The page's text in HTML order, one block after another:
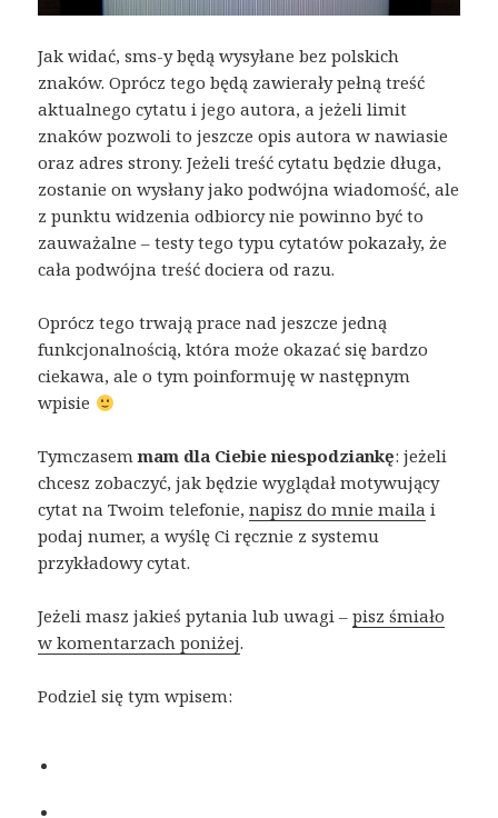
Jak widać, sms-y będą wysyłane bez polskich
znaków. Oprócz tego będą zawierały pełną treść
aktualnego cytatu i jego autora, a jeżeli limit
znaków pozwoli to jeszcze opis autora w nawiasie
oraz adres strony. Jeżeli treść cytatu będzie długa,
zostanie on wysłany jako podwójna wiadomość, ale
z punktu widzenia odbiorcy nie powinno być to
zauważalne – testy tego typu cytatów pokazały, że
cała podwójna treść dociera od razu.
Oprócz tego trwają prace nad jeszcze jedną
funkcjonalnością, która może okazać się bardzo
ciekawa, ale o tym poinformuję w następnym
wpisie
Tymczasemmam dla Ciebie niespodziankę: jeżeli
chcesz zobaczyć, jak będzie wyglądał motywujący
cytat na Twoim telefonie,napisz do mnie maila i
podaj numer, a wyślę Ci ręcznie z systemu
przykładowy cytat.
Jeżeli masz jakieś pytania lub uwagi –pisz śmiało
w komentarzach poniżej.
Podziel się tym wpisem: